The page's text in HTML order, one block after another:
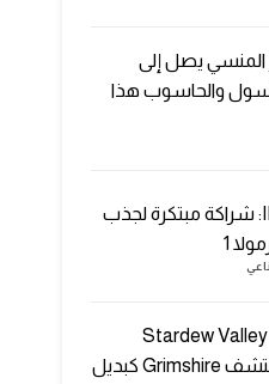
المنسي يصل إلى
والحاسوب هذا
فيراري وIBM: شراكة مبتكرة لجذب
1
هل فقدت Stardew Valley
جاذبيتها؟ اكتشف Grimshire كبديل